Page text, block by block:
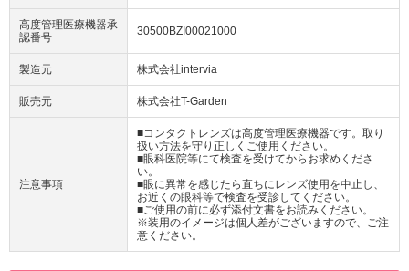
高度管理医療機器承
認番号
30500BZI00021000
製造元 株式会社intervia
販売元 株式会社T-Garden
注意事項
■コンタクトレンズは高度管理医療機器です。取り
扱い方法を守り正しくご使用ください。
■眼科医院等にて検査を受けてからお求めくださ
い。
■眼に異常を感じたら直ちにレンズ使用を中止し、
お近くの眼科等で検査を受診してください。
■ご使用の前に必ず添付文書をお読みください。
※装用のイメージは個人差がございますので、ご注
意ください。